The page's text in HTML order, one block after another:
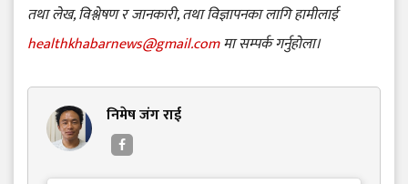
तथा लेख, विश्लेषण र जानकारी, तथा विज्ञापनका लागि हामीलाई
healthkhabarnews@gmail.comमा सम्पर्क गर्नुहोला।
निमेष जंग राई